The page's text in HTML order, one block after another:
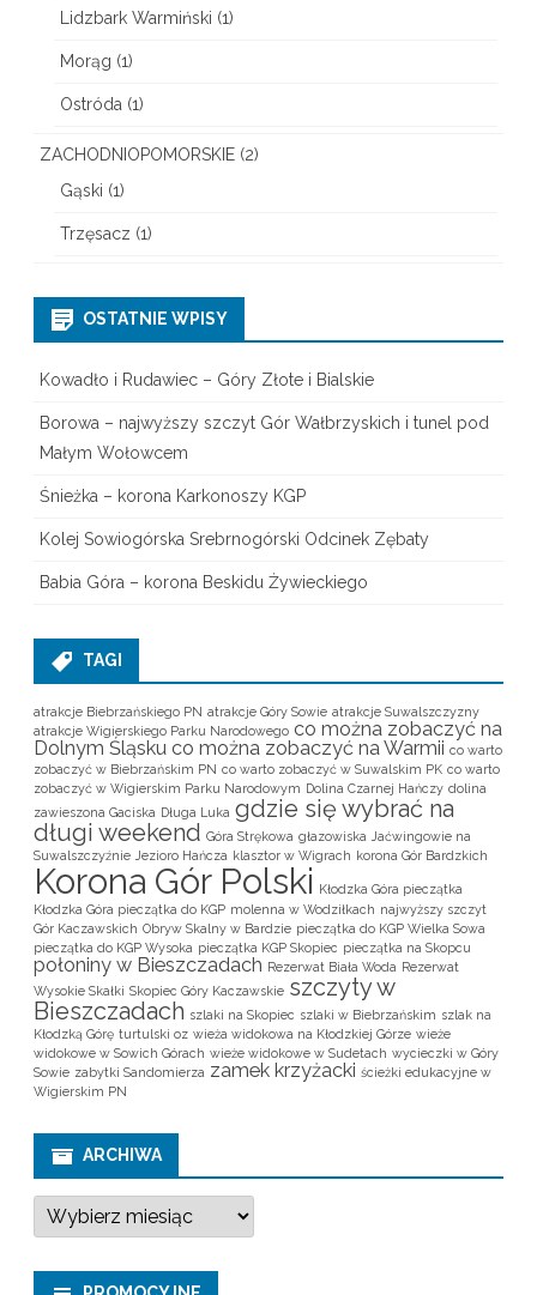
Lidzbark Warmiński (1)
Morąg (1)
Ostróda (1)
ZACHODNIOPOMORSKIE (2)
Gąski (1)
Trzęsacz (1)
OSTATNIE WPISY
Kowadło i Rudawiec – Góry Złote i Bialskie
Borowa – najwyższy szczyt Gór Wałbrzyskich i tunel pod
Małym Wołowcem
Śnieżka – korona Karkonoszy KGP
Kolej Sowiogórska Srebrnogórski Odcinek Zębaty
Babia Góra – korona Beskidu Żywieckiego
TAGI
atrakcje Biebrzańskiego PN atrakcje Góry Sowie atrakcje Suwalszczyzny
atrakcje Wigierskiego Parku Narodowego co można zobaczyć na
Dolnym Śląsku co można zobaczyć na Warmii co warto
zobaczyć w Biebrzańskim PN co warto zobaczyć w Suwalskim PK co warto
zobaczyć w Wigierskim Parku Narodowym Dolina Czarnej Hańczy dolina
zawieszona Gaciska Długa Luka gdzie się wybrać na
długi weekend Góra Strękowa głazowiska Jaćwingowie na
Suwalszczyźnie Jezioro Hańcza klasztor w Wigrach korona Gór Bardzkich
Korona Gór Polski Kłodzka Góra pieczątka
Kłodzka Góra pieczątka do KGP molenna w Wodziłkach najwyższy szczyt
Gór Kaczawskich Obryw Skalny w Bardzie pieczątka do KGP Wielka Sowa
pieczątka do KGP Wysoka pieczątka KGP Skopiec pieczątka na Skopcu
połoniny w Bieszczadach Rezerwat Biała Woda Rezerwat
Wysokie Skałki Skopiec Góry Kaczawskie szczyty w
Bieszczadach szlaki na Skopiec szlaki w Biebrzańskim szlak na
Kłodzką Górę turtulski oz wieża widokowa na Kłodzkiej Górze wieże
widokowe w Sowich Górach wieże widokowe w Sudetach wycieczki w Góry
Sowie zabytki Sandomierza zamek krzyżacki ścieżki edukacyjne w
Wigierskim PN
ARCHIWA
A
c